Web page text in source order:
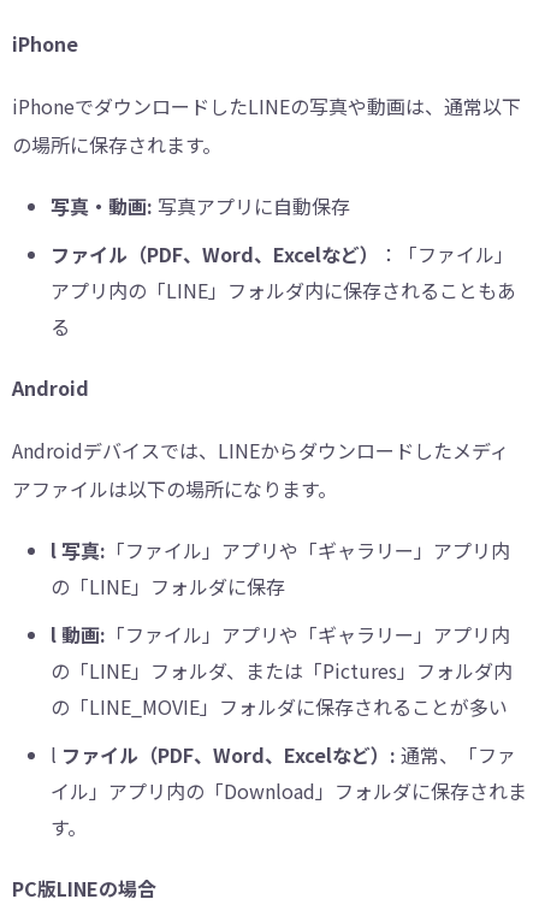
iPhone
iPhoneでダウンロードしたLINEの写真や動画は、通常以下
の場所に保存されます。
写真・動画: 写真アプリに自動保存
ファイル（PDF、Word、Excelなど）
：「ファイル」
アプリ内の「LINE」フォルダ内に保存されることもあ
る
Android
Androidデバイスでは、LINEからダウンロードしたメディ
アファイルは以下の場所になります。
l写真: 「ファイル」アプリや「ギャラリー」アプリ内
の「LINE」フォルダに保存
l動画: 「ファイル」アプリや「ギャラリー」アプリ内
の「LINE」フォルダ、または「Pictures」フォルダ内
の「LINE_MOVIE」フォルダに保存されることが多い
l ファイル（PDF、Word、Excelなど）: 通常、「ファ
イル」アプリ内の「Download」フォルダに保存されま
す。
PC版LINEの場合